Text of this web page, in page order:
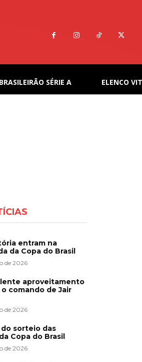
SÉRIE A ELENCO
entram na
da Copa do Brasil
de 2026
aproveitamento
comando de Jair
de 2026
sorteio das
Copa do Brasil
de 2026